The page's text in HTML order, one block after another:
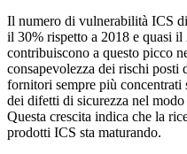
Il numero di vulnerabilità ICS
il 30% rispetto a 2018 e quasi
contribuiscono a questo picco
consapevolezza dei rischi
fornitori sempre più concentrati
dei difetti di sicurezza nel
Questa crescita indica che la
prodotti ICS sta maturando.